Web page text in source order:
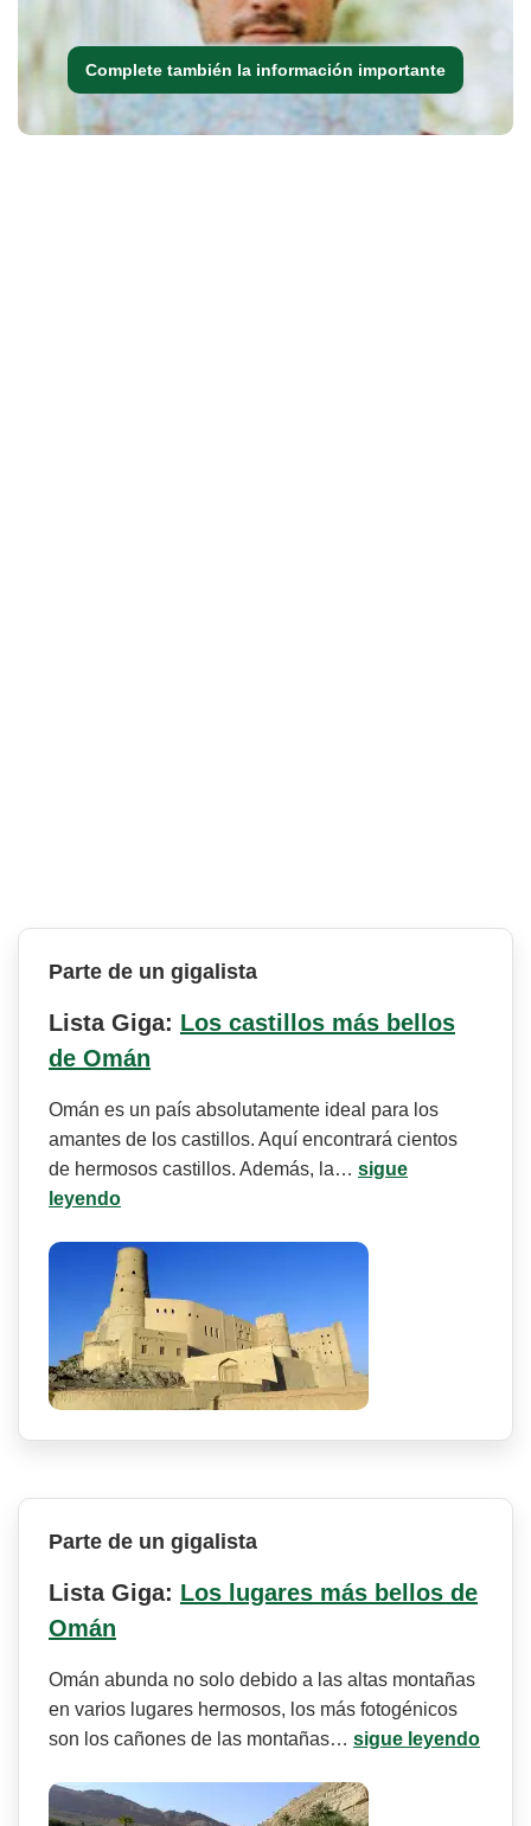
Complete también la información importante
Parte de un gigalista
Lista Giga: Los castillos más bellos
de Omán
Omán es un país absolutamente ideal para los
amantes de los castillos. Aquí encontrará cientos
de hermosos castillos. Además, la… sigue
leyendo
Parte de un gigalista
Lista Giga: Los lugares más bellos de
Omán
Omán abunda no solo debido a las altas montañas
en varios lugares hermosos, los más fotogénicos
son los cañones de las montañas… sigue leyendo